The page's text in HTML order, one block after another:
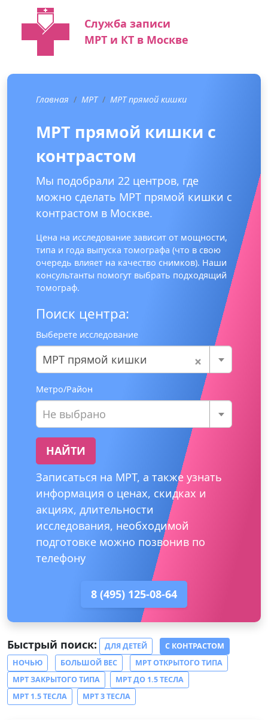
Служба записи
МРТ и КТ в Москве
Главная МРТ МРТ прямой кишки
МРТ прямой кишки с
контрастом
Мы подобрали 22 центров, где
можно сделать МРТ прямой кишки с
контрастом в Москве.
Цена на исследование зависит от мощности,
типа и года выпуска томографа (что в свою
очередь влияет на качество снимков). Наши
консультанты помогут выбрать подходящий
томограф.
Поиск центра:
Выберете исследование
×
МРТ прямой кишки
Метро/Район
Не выбрано
НАЙТИ
Записаться на МРТ, а также узнать
информация о ценах, скидках и
акциях, длительности
исследования, необходимой
подготовке можно позвонив по
телефону
8 (495) 125-08-64
Быстрый поиск: ДЛЯ ДЕТЕЙ
С КОНТРАСТОМ
НОЧЬЮ
БОЛЬШОЙ ВЕС
МРТ ОТКРЫТОГО ТИПА
МРТ ЗАКРЫТОГО ТИПА
МРТ ДО 1.5 ТЕСЛА
МРТ 1.5 ТЕСЛА
МРТ 3 ТЕСЛА